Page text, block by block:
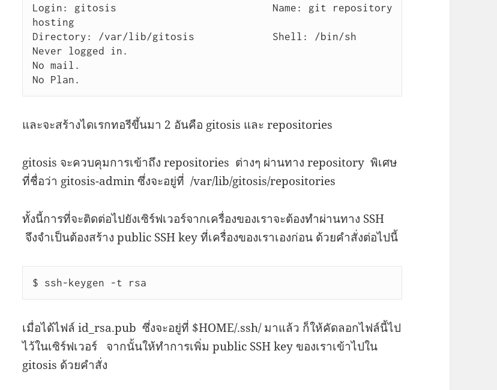
Login: gitosis        			Name: git repository
hosting
Directory: /var/lib/gitosis         	Shell: /bin/sh
Never logged in.
No mail.
No Plan.
และจะสร้างไดเรกทอรีขึ้นมา 2 อันคือ gitosis และ repositories
gitosis จะควบคุมการเข้าถึง repositories ต่างๆ ผ่านทาง repository พิเศษ
ที่ชื่อว่า gitosis-admin ซึ่งจะอยู่ที่ /var/lib/gitosis/repositories
ทั้งนี้การที่จะติดต่อไปยังเซิร์ฟเวอร์จากเครื่องของเราจะต้องทำผ่านทาง SSH
จึงจำเป็นต้องสร้าง public SSH key ที่เครื่องของเราเองก่อน ด้วยคำสั่งต่อไปนี้
$ ssh-keygen -t rsa
เมื่อได้ไฟล์ id_rsa.pub ซึ่งจะอยู่ที่ $HOME/.ssh/ มาแล้ว ก็ให้คัดลอกไฟล์นี้ไป
ไว้ในเซิร์ฟเวอร์ จากนั้นให้ทำการเพิ่ม public SSH key ของเราเข้าไปใน
gitosis ด้วยคำสั่ง